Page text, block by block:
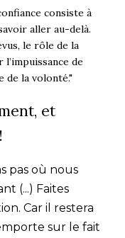
consiste à
aller au-delà.
le rôle de la
l’impuissance de
de la volonté."
et
pas où nous
(...) Faites
Car il restera
sur le fait